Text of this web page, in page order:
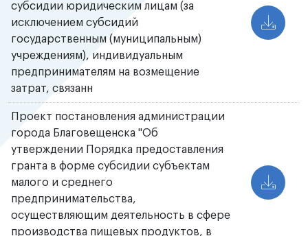
субсидии юридическим лицам (за
исключением субсидий
государственным (муниципальным)
учреждениям), индивидуальным
предпринимателям на возмещение
затрат, связанн
Проект постановления администрации
города Благовещенска "Об
утверждении Порядка предоставления
гранта в форме субсидии субъектам
малого и среднего
предпринимательства,
осуществляющим деятельность в сфере
производства пищевых продуктов, в